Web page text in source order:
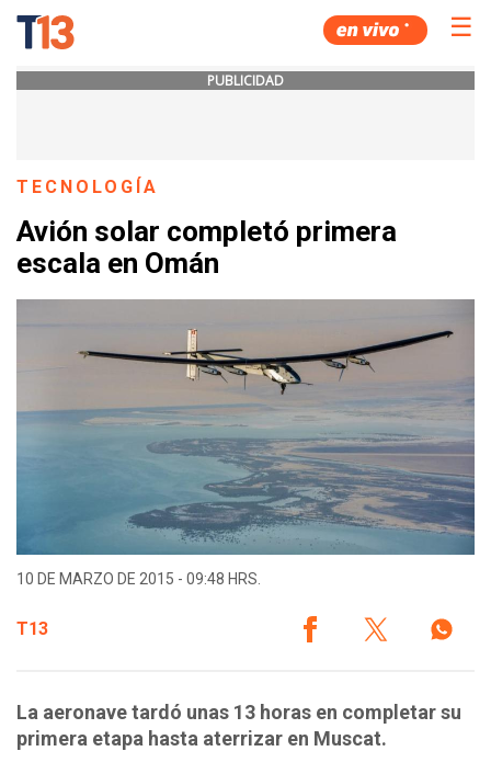
☰
PUBLICIDAD
TECNOLOGÍA
Avión solar completó primera
escala en Omán
10 DE MARZO DE 2015 - 09:48 HRS.
T13
La aeronave tardó unas 13 horas en completar su
primera etapa hasta aterrizar en Muscat.